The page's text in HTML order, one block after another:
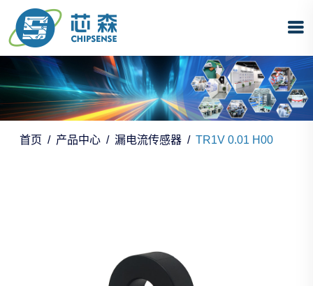
首页 产品中心 漏电流传感器 TR1V 0.01 H00